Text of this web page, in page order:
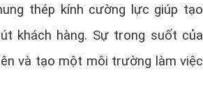
thép kính cường lực giúp tạo
khách hàng. Sự trong suốt của
và tạo một môi trường làm việc